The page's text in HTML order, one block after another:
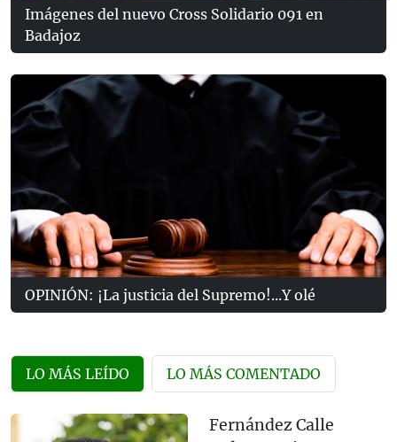
Imágenes del nuevo Cross Solidario 091 en
Badajoz
OPINIÓN: ¡La justicia del Supremo!...Y olé
LO MÁS LEÍDO LO MÁS COMENTADO
Fernández Calle